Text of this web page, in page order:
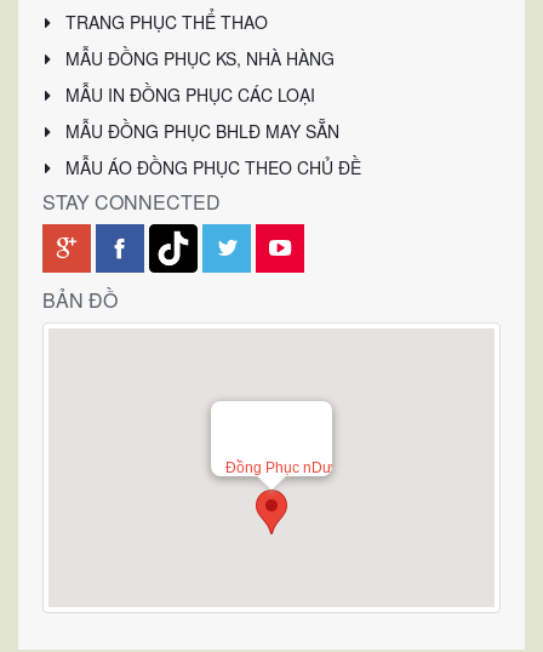
TRANG PHỤC THỂ THAO
MẪU ĐỒNG PHỤC KS, NHÀ HÀNG
MẪU IN ĐỒNG PHỤC CÁC LOẠI
MẪU ĐỒNG PHỤC BHLĐ MAY SẴN
MẪU ÁO ĐỒNG PHỤC THEO CHỦ ĐỀ
STAY CONNECTED
BẢN ĐỒ
Đồng Phục nDư